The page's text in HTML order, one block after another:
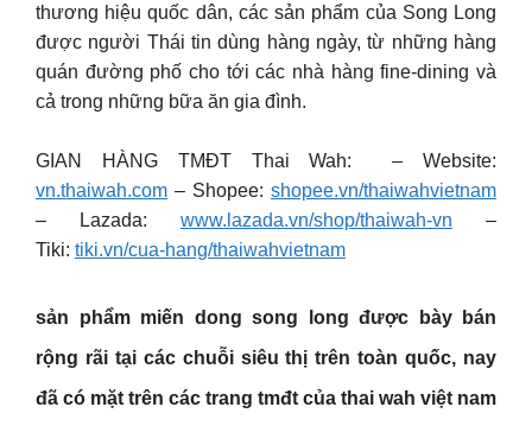
thương hiệu quốc dân, các sản phẩm của Song Long
được người Thái tin dùng hàng ngày, từ những hàng
quán đường phố cho tới các nhà hàng fine-dining và
cả trong những bữa ăn gia đình.
GIAN HÀNG TMĐT Thai Wah: – Website:
vn.thaiwah.com – Shopee: shopee.vn/thaiwahvietnam
– Lazada: www.lazada.vn/shop/thaiwah-vn –
Tiki: tiki.vn/cua-hang/thaiwahvietnam
sản phẩm miến dong song long được bày bán
rộng rãi tại các chuỗi siêu thị trên toàn quốc, nay
đã có mặt trên các trang tmđt của thai wah việt nam